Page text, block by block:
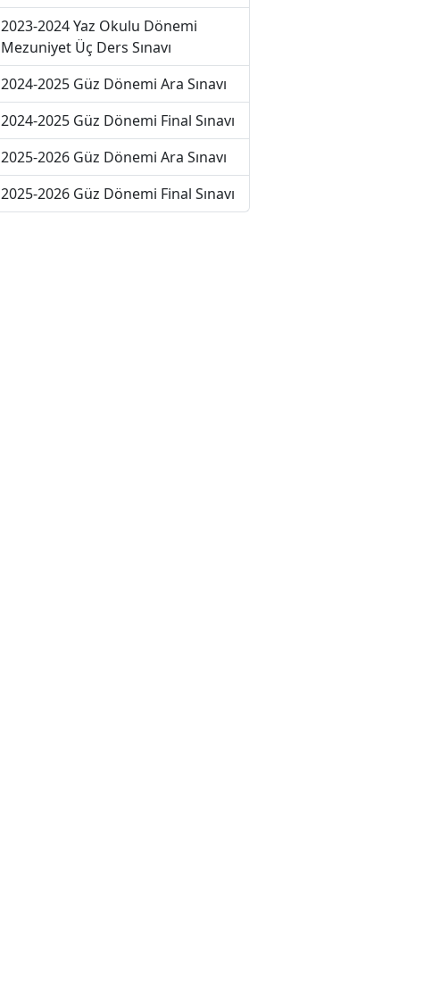
2023-2024 Yaz Okulu Dönemi
Mezuniyet Üç Ders Sınavı
2024-2025 Güz Dönemi Ara Sınavı
2024-2025 Güz Dönemi Final Sınavı
2025-2026 Güz Dönemi Ara Sınavı
2025-2026 Güz Dönemi Final Sınavı